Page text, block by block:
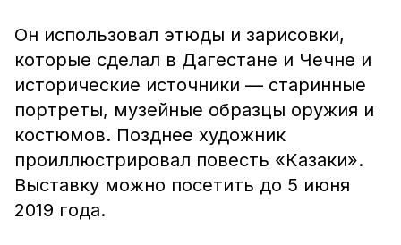
Он использовал этюды и зарисовки,
которые сделал в Дагестане и Чечне и
исторические источники — старинные
портреты, музейные образцы оружия и
костюмов. Позднее художник
проиллюстрировал повесть «Казаки».
Выставку можно посетить до 5 июня
2019 года.